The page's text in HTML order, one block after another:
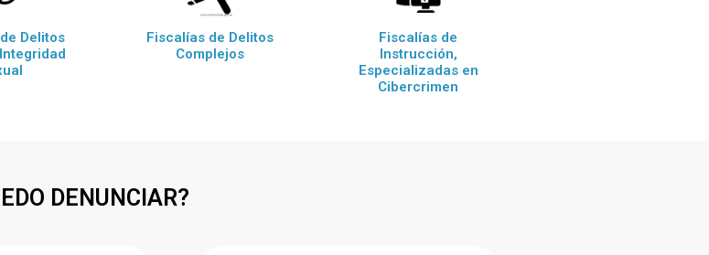
Delitos
Fiscalías de Delitos
Complejos
Fiscalías de
Instrucción,
Especializadas en
Cibercrimen
DENUNCIAR?